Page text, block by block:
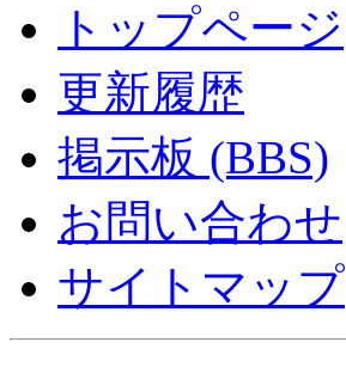
トップページ
更新履歴
掲示板 (BBS)
お問い合わせ
サイトマップ